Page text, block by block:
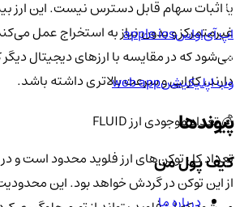
یا اثبات سهام قابل دسترس نیست. این ارز
غیرمتمرکز و بدون نیاز به استخراج عمل
می‌شود که در مقایسه با ارزهای دیجیتال دیگر
دارند، کارایی و سرعت بالاتری داشته باشد.
💰 تعداد موجودی ارز FLUID
تعداد کل توکن‌های ارز فلوید محدود است و
از این توکن در گردش خواهد بود. این
اپ آی‌او‌اسapple ios
وب اپلیکیشنweb app
پیوندها
کیف پول من
درباره ما